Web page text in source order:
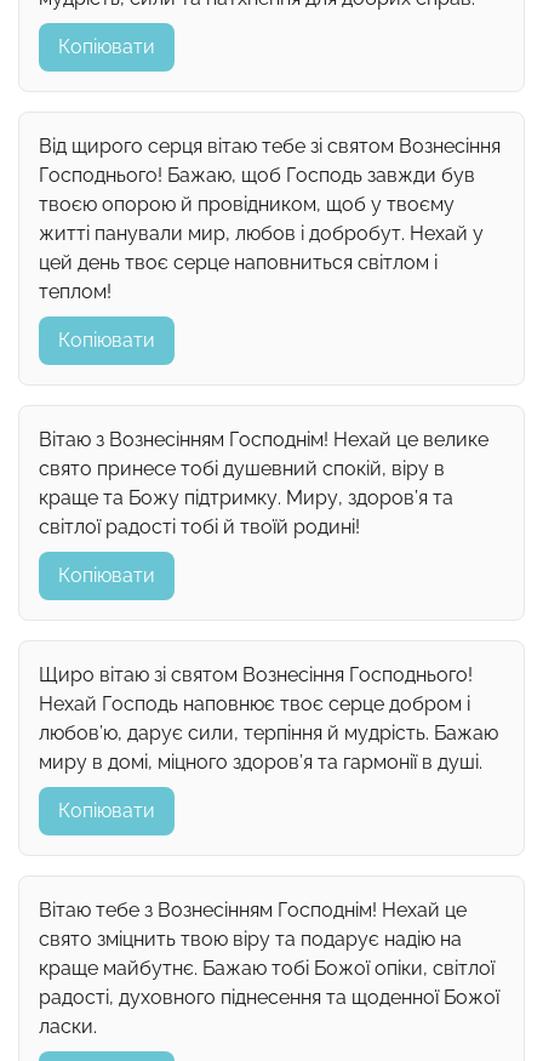
Копіювати
Від щирого серця вітаю тебе зі святом Вознесіння
Господнього! Бажаю, щоб Господь завжди був
твоєю опорою й провідником, щоб у твоєму
житті панували мир, любов і добробут. Нехай у
цей день твоє серце наповниться світлом і
теплом!
Копіювати
Вітаю з Вознесінням Господнім! Нехай це велике
свято принесе тобі душевний спокій, віру в
краще та Божу підтримку. Миру, здоров’я та
світлої радості тобі й твоїй родині!
Копіювати
Щиро вітаю зі святом Вознесіння Господнього!
Нехай Господь наповнює твоє серце добром і
любов’ю, дарує сили, терпіння й мудрість. Бажаю
миру в домі, міцного здоров’я та гармонії в душі.
Копіювати
Вітаю тебе з Вознесінням Господнім! Нехай це
свято зміцнить твою віру та подарує надію на
краще майбутнє. Бажаю тобі Божої опіки, світлої
радості, духовного піднесення та щоденної Божої
ласки.